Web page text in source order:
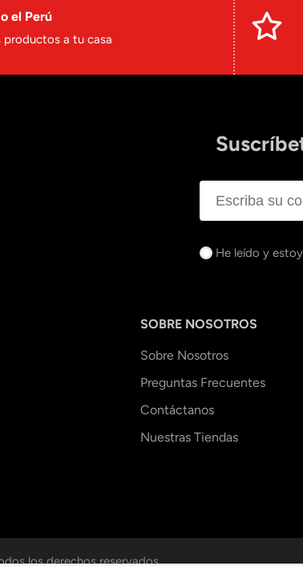
el Perú
productos a tu casa
He leído y
SOBRE NOSOTROS
Sobre Nosotros
Preguntas Frecuentes
Contáctanos
Nuestras Tiendas
los derechos reservados.